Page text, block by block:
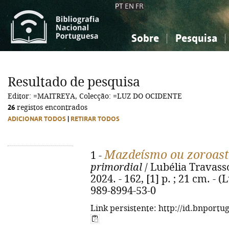
PT EN FR
Sobre Pesquisa
Ciências sociais...
Ciências sociais...
Resultado de pesquisa
Editor: =MAITREYA, Colecção: =LUZ DO OCIDENTE
26 registos encontrados
ADICIONAR TODOS RETIRAR TODOS
1 -Mazdeísmo ou
primordial / Lubélia
2024. - 162, [1] p. ; 21 cm. -
989-8994-53-0
Link persistente: http://